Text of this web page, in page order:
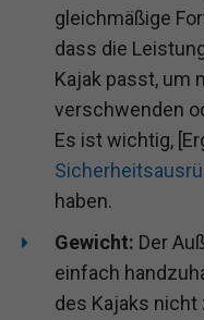
gleichmäßige
dass die
Kajak passt, um
verschwenden
Es ist wichtig,
haben.
Gewicht: Der
einfach
des Kajaks nicht